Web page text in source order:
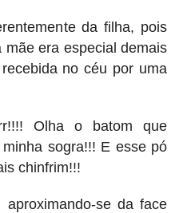
da filha, pois
era especial demais
no céu por uma
Olha o batom que
sogra!!! E esse pó
chinfrim!!!
aproximando-se da face